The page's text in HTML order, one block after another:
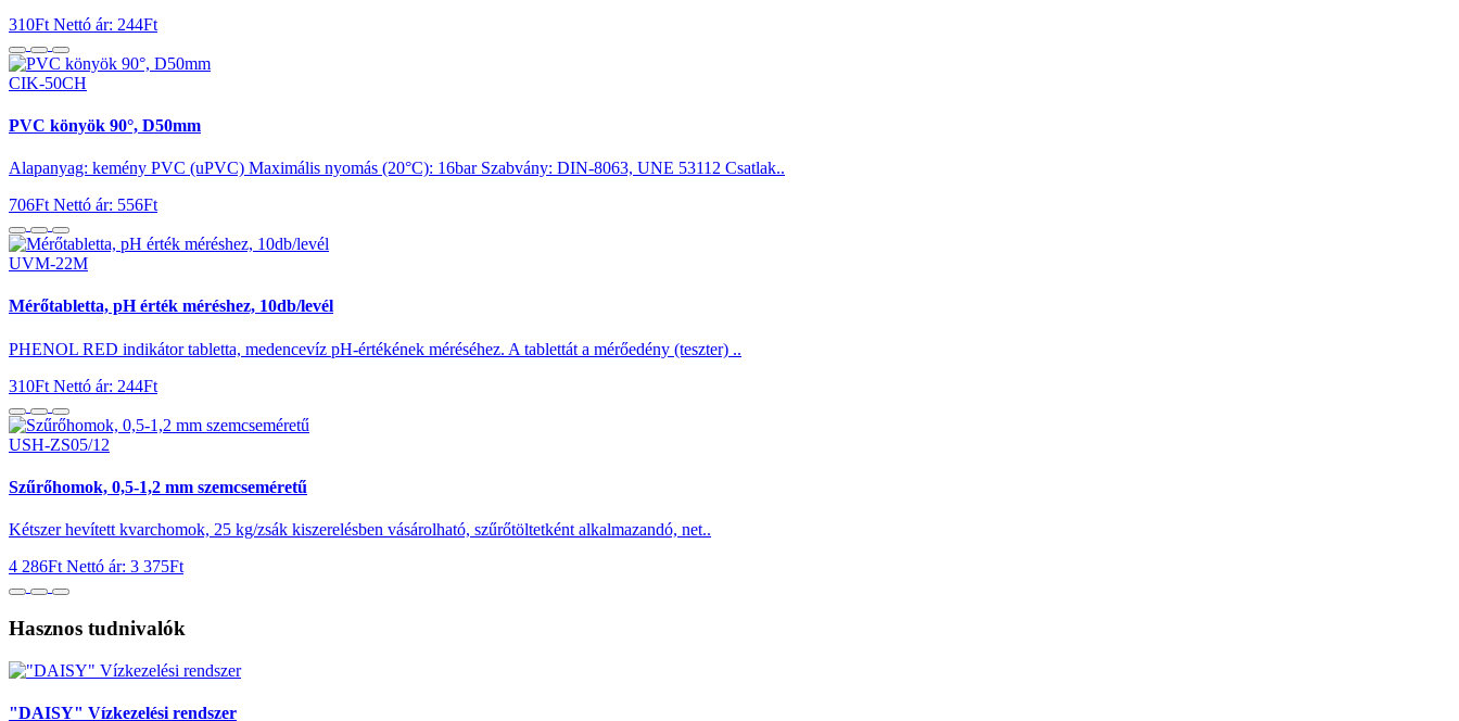
310Ft Nettó ár: 244Ft
CIK-50CH
PVC könyök 90°, D50mm
Alapanyag: kemény PVC (uPVC) Maximális nyomás (20°C): 16bar Szabvány: DIN-8063, UNE 53112 Csatlak..
706Ft Nettó ár: 556Ft
UVM-22M
Mérőtabletta, pH érték méréshez, 10db/levél
PHENOL RED indikátor tabletta, medencevíz pH-értékének méréséhez. A tablettát a mérőedény (teszter) ..
310Ft Nettó ár: 244Ft
USH-ZS05/12
Szűrőhomok, 0,5-1,2 mm szemcseméretű
Kétszer hevített kvarchomok, 25 kg/zsák kiszerelésben vásárolható, szűrőtöltetként alkalmazandó, net..
4 286Ft Nettó ár: 3 375Ft
Hasznos tudnivalók
"DAISY" Vízkezelési rendszer